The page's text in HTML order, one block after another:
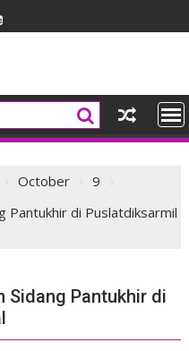
October
9
Pantukhir di Puslatdiksarmil
Sidang Pantukhir di